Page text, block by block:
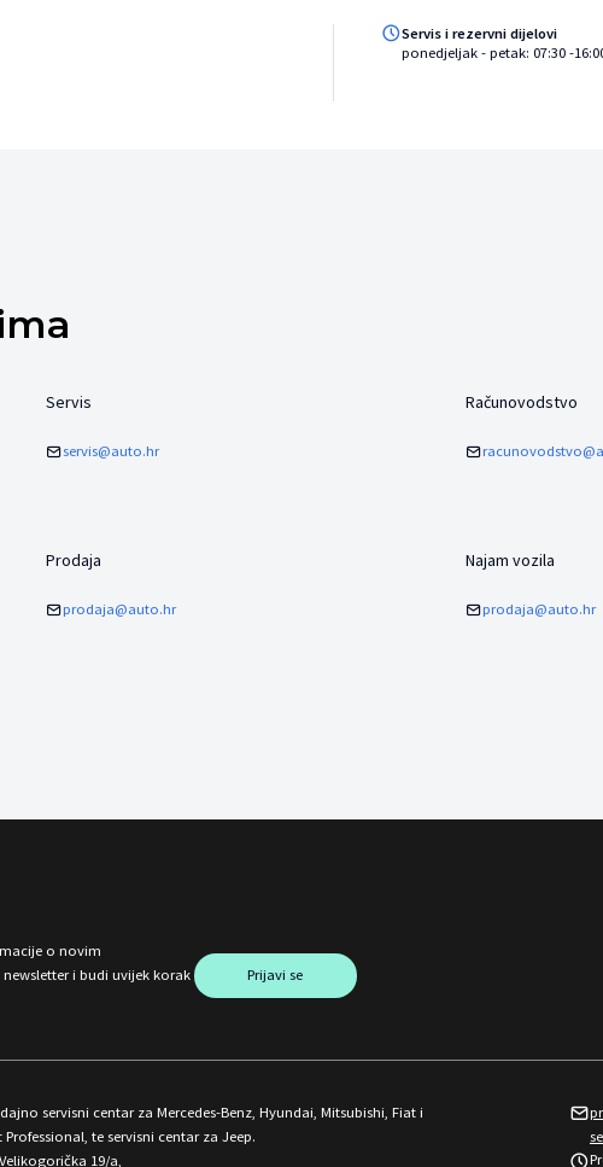
Servis i rezervni dijelovi
ponedjeljak - petak: 07:30 -
Servis
servis@auto.hr
Računovodstvo
Prodaja
prodaja@auto.hr
Najam vozila
prodaja@auto.hr
o novim
i budi uvijek korak
Prijavi se
servisni centar za Mercedes-Benz, Hyundai, Mitsubishi, Fiat i
Professional, te servisni centar za Jeep.
Velikogorička 19/a,